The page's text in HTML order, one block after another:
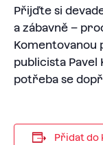
Přijďte si
a zábavně –
Komentovanou
publicista Pavel
potřeba se
Přidat do